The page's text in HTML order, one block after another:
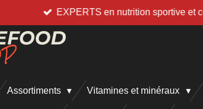
EXPERTS en nutrition sportive et
Assortiments Vitamines et minéraux